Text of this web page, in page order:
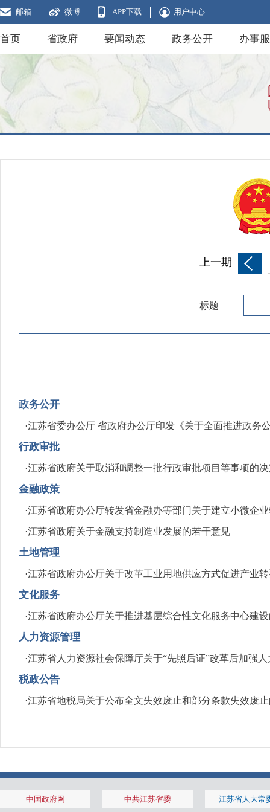
邮箱 微博 APP下载 用户中心
首页 省政府 要闻动态 政务公开 办事
上一期
标题
政务公开
·江苏省委办公厅 省政府办公厅印发《关于全面推进政务
行政审批
·江苏省政府关于取消和调整一批行政审批项目等事项的
金融政策
·江苏省政府办公厅转发省金融办等部门关于建立小微企
·江苏省政府关于金融支持制造业发展的若干意见
土地管理
·江苏省政府办公厅关于改革工业用地供应方式促进产业
文化服务
·江苏省政府办公厅关于推进基层综合性文化服务中心建
人力资源管理
·江苏省人力资源社会保障厅关于“先照后证”改革后加强
税政公告
·江苏省地税局关于公布全文失效废止和部分条款失效废
中国政府网 中共江苏省委 江苏省人大常